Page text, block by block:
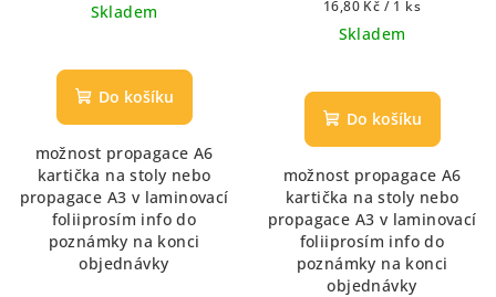
cena:
Skladem
hodnocení
produktu
z
5
hvězdiček.
Do košíku
možnost propagace A6
kartička na stoly nebo
propagace A3 v laminovací
foliiprosím info do
poznámky na konci
objednávky
Měrná
cena:
16,80 Kč / 1 ks
Skladem
hodnocení
produktu
z
5
hvězdiček.
Do košíku
možnost propagace A6
kartička na stoly nebo
propagace A3 v laminovací
foliiprosím info do
poznámky na konci
objednávky